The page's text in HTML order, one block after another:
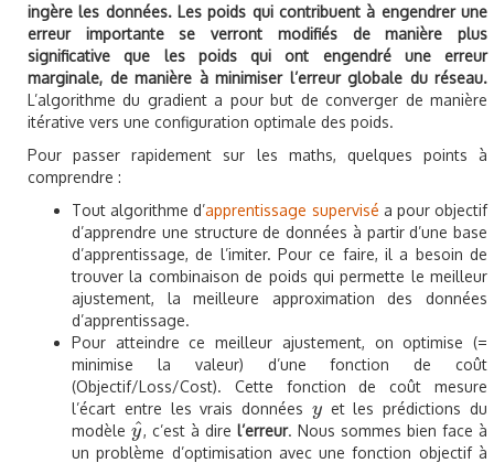
ingère les données. Les poids qui contribuent à engendrer une
erreur importante se verront modifiés de manière plus
significative que les poids qui ont engendré une erreur
marginale, de manière à minimiser l’erreur globale du réseau.
L’algorithme du gradient a pour but de converger de manière
itérative vers une configuration optimale des poids.
Pour passer rapidement sur les maths, quelques points à
comprendre :
Tout algorithme d’apprentissage supervisé a pour objectif
d’apprendre une structure de données à partir d’une base
d’apprentissage, de l’imiter. Pour ce faire, il a besoin de
trouver la combinaison de poids qui permette le meilleur
ajustement, la meilleure approximation des données
d’apprentissage.
Pour atteindre ce meilleur ajustement, on optimise (=
minimise la valeur) d’une fonction de coût
(Objectif/Loss/Cost). Cette fonction de coût mesure
l’écart entre les vrais données y
yet les prédictions du
modèle y
^
y^, c’est à direl’erreur. Nous sommes bien face à
un problème d’optimisation avec une fonction objectif à